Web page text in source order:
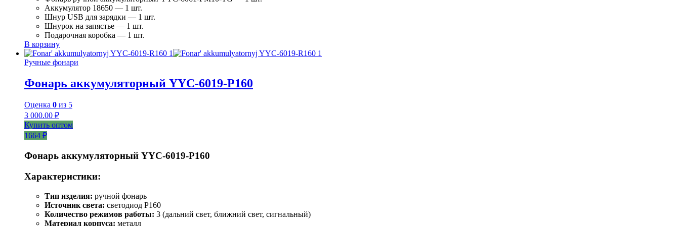
Аккумулятор 18650 — 1 шт.
Шнур USB для зарядки — 1 шт.
Шнурок на запястье — 1 шт.
Подарочная коробка — 1 шт.
В корзину
Ручные фонари
Фонарь аккумуляторный YYC-6019-Р160
Оценка 0 из 5
3 000.00 ₽
Купить оптом
1664 ₽
Фонарь аккумуляторный YYC-6019-P160
Характеристики:
Тип изделия: ручной фонарь
Источник света: светодиод P160
Количество режимов работы: 3 (дальний свет, ближний свет, сигнальный)
Материал корпуса: металл